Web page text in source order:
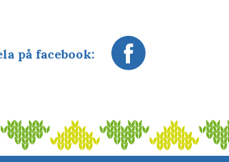
på facebook: